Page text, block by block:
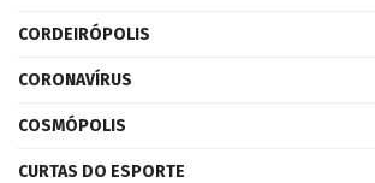
CORDEIRÓPOLIS
CORONAVÍRUS
COSMÓPOLIS
CURTAS DO ESPORTE